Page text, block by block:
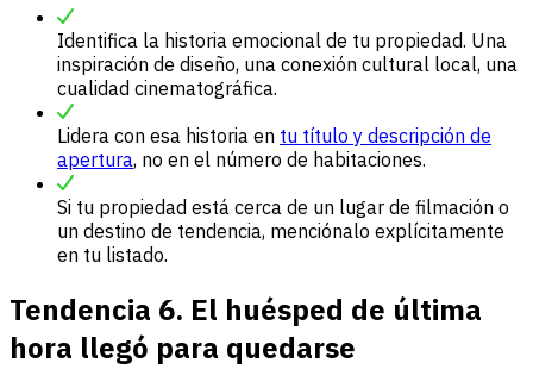
Identifica la historia emocional de tu propiedad. Una
inspiración de diseño, una conexión cultural local, una
cualidad cinematográfica.
Lidera con esa historia en tu título y descripción de
apertura, no en el número de habitaciones.
Si tu propiedad está cerca de un lugar de filmación o
un destino de tendencia, menciónalo explícitamente
en tu listado.
Tendencia 6. El huésped de última
hora llegó para quedarse